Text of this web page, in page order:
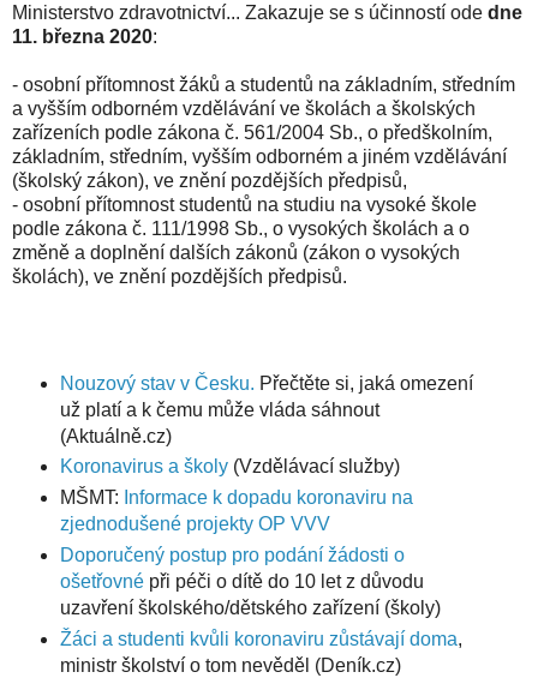
Ministerstvo zdravotnictví... Zakazuje se s účinností ode dne
11. března 2020:
- osobní přítomnost žáků a studentů na základním, středním
a vyšším odborném vzdělávání ve školách a školských
zařízeních podle zákona č. 561/2004 Sb., o předškolním,
základním, středním, vyšším odborném a jiném vzdělávání
(školský zákon), ve znění pozdějších předpisů,
- osobní přítomnost studentů na studiu na vysoké škole
podle zákona č. 111/1998 Sb., o vysokých školách a o
změně a doplnění dalších zákonů (zákon o vysokých
školách), ve znění pozdějších předpisů.
Nouzový stav v Česku. Přečtěte si, jaká omezení
už platí a k čemu může vláda sáhnout
(Aktuálně.cz)
Koronavirus a školy(Vzdělávací služby)
MŠMT: Informace k dopadu koronaviru na
zjednodušené projekty OP VVV
Doporučený postup pro podání žádosti o
ošetřovnépři péči o dítě do 10 let z důvodu
uzavření školského/dětského zařízení (školy)
Žáci a studenti kvůli koronaviru zůstávají doma,
ministr školství o tom nevěděl (Deník.cz)